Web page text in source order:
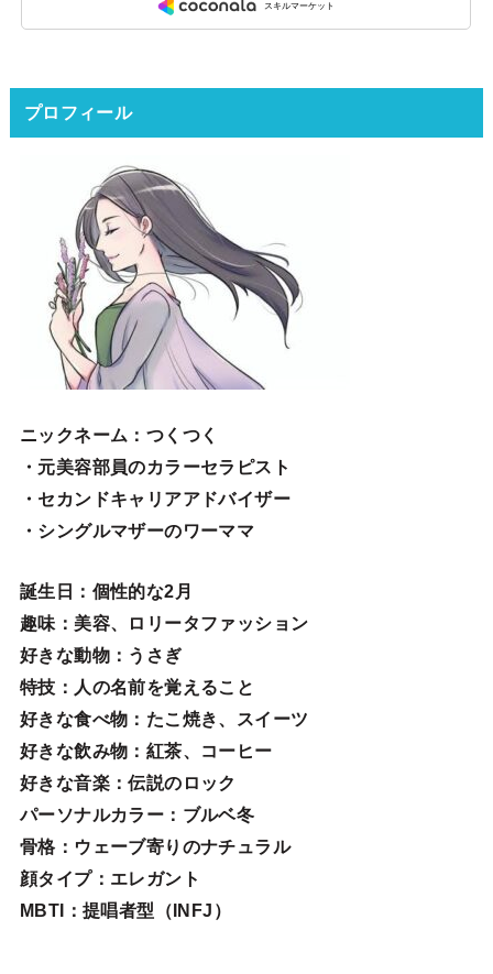
プロフィール
ニックネーム ：つくつく
・元美容部員のカラーセラピスト
・セカンドキャリアアドバイザー
・シングルマザーのワーママ
誕生日 ：個性的な2月
趣味 ：美容、ロリータファッション
好きな動物：うさぎ
特技 ：人の名前を覚えること
好きな食べ物 ：たこ焼き、スイーツ
好きな飲み物：紅茶、コーヒー
好きな音楽：伝説のロック
パーソナルカラー：ブルベ冬
骨格：ウェーブ寄りのナチュラル
顔タイプ：エレガン ト
MBTI：提唱者型（INFJ）